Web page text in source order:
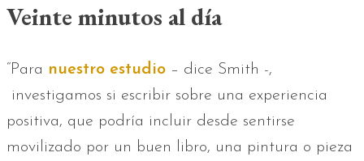
Veinte minutos al día
“Para nuestro estudio – dice Smith -,
investigamos si escribir sobre una experiencia
positiva, que podría incluir desde sentirse
movilizado por un buen libro, una pintura o pieza